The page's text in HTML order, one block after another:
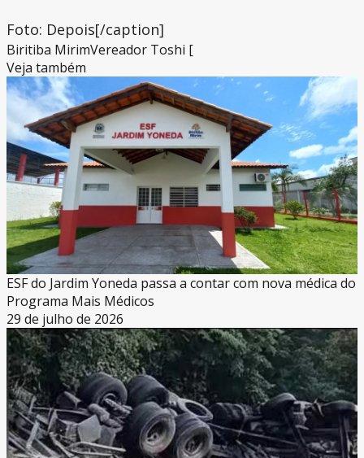
Foto: Depois[/caption]
Biritiba MirimVereador Toshi [
Veja também
ESF do Jardim Yoneda passa a contar com nova médica do
Programa Mais Médicos
29 de julho de 2026